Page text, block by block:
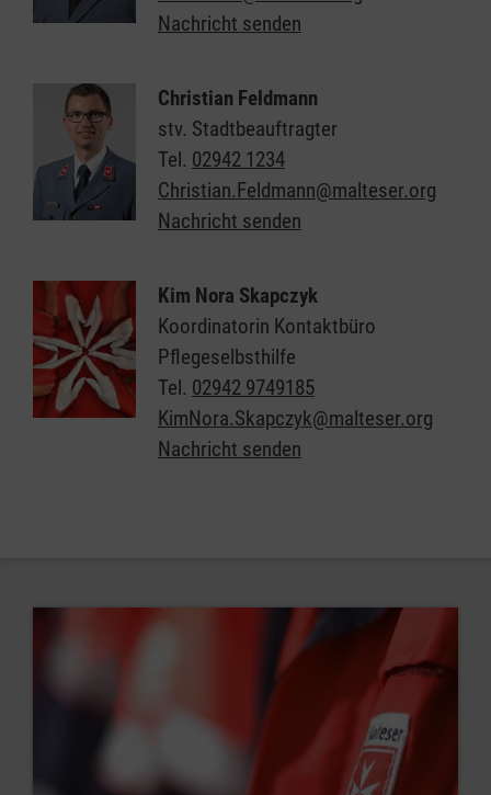
Nachricht senden
Christian Feldmann
stv. Stadtbeauftragter
Tel. 02942 1234
Christian.Feldmann@malteser.org
Nachricht senden
Kim Nora Skapczyk
Koordinatorin Kontaktbüro
Pflegeselbsthilfe
Tel. 02942 9749185
KimNora.Skapczyk@malteser.org
Nachricht senden